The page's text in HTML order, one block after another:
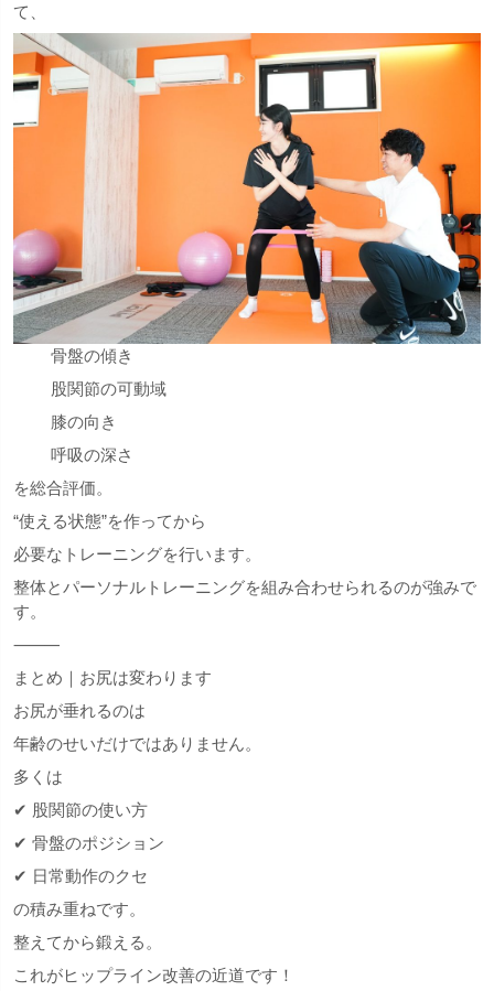
て、
骨盤の傾き
股関節の可動域
膝の向き
呼吸の深さ
を総合評価。
“使える状態”を作ってから
必要なトレーニングを行います。
整体とパーソナルトレーニングを組み合わせられるのが強みで
す。
⸻
まとめ｜お尻は変わります
お尻が垂れるのは
年齢のせいだけではありません。
多くは
✔ 股関節の使い方
✔ 骨盤のポジション
✔ 日常動作のクセ
の積み重ねです。
整えてから鍛える。
これがヒップライン改善の近道です！